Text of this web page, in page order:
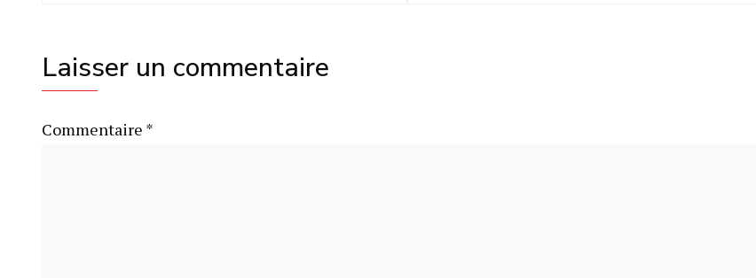
Laisser un commentaire
Commentaire *